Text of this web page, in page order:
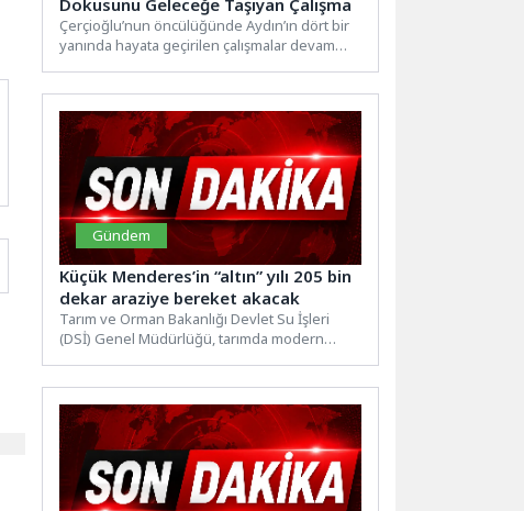
Dokusunu Geleceğe Taşıyan Çalışma
Çerçioğlu’nun öncülüğünde Aydın’ın dört bir
yanında hayata geçirilen çalışmalar devam
Gündem
Küçük Menderes’in “altın” yılı 205 bin
dekar araziye bereket akacak
Tarım ve Orman Bakanlığı Devlet Su İşleri
(DSİ) Genel Müdürlüğü, tarımda modern